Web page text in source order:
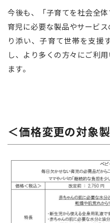
今後も、「子育てを社会全体
育児に必要な製品やサービ
り添い、子育て世帯を支援
し、より多くの方々にご利
ます。
＜価格変更の対象